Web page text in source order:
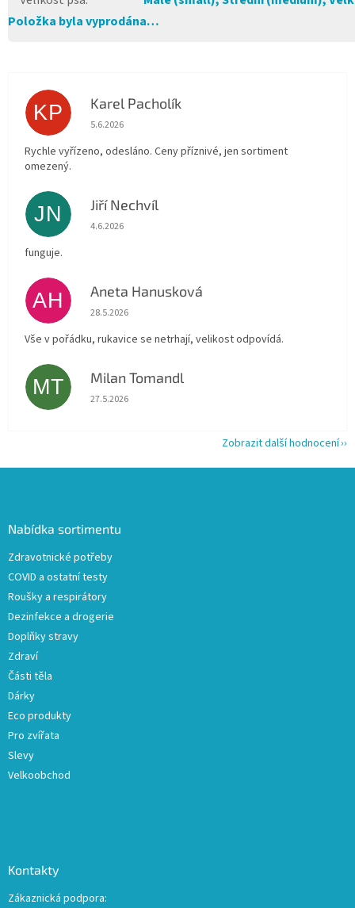
Položka byla vyprodána…
KP Karel Pacholík
Hodnocení obchodu je 4 z 5 hvězdiček.
5.6.2026
Rychle vyřízeno, odesláno. Ceny příznivé, jen sortiment
omezený.
JN Jiří Nechvíl
Hodnocení obchodu je 5 z 5 hvězdiček.
4.6.2026
funguje.
AH Aneta Hanusková
Hodnocení obchodu je 5 z 5 hvězdiček.
28.5.2026
Vše v pořádku, rukavice se netrhají, velikost odpovídá.
MT Milan Tomandl
Hodnocení obchodu je 5 z 5 hvězdiček.
27.5.2026
Zobrazit další hodnocení
Nabídka sortimentu
Zdravotnické potřeby
COVID a ostatní testy
Roušky a respirátory
Dezinfekce a drogerie
Doplňky stravy
Zdraví
Části těla
Dárky
Eco produkty
Pro zvířata
Slevy
Velkoobchod
Kontakty
Zákaznická podpora: